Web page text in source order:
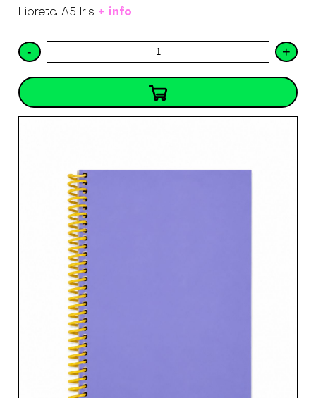
Libreta A5 Iris + info
- +